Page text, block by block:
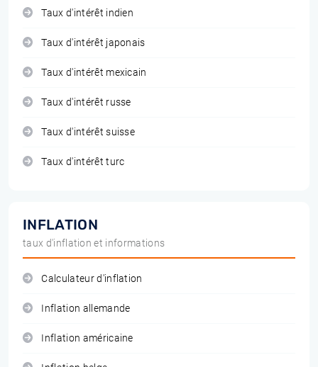
Taux d'intérêt indien
Taux d'intérêt japonais
Taux d'intérêt mexicain
Taux d'intérêt russe
Taux d'intérêt suisse
Taux d'intérêt turc
INFLATION
taux d'inflation et informations
Calculateur d'inflation
Inflation allemande
Inflation américaine